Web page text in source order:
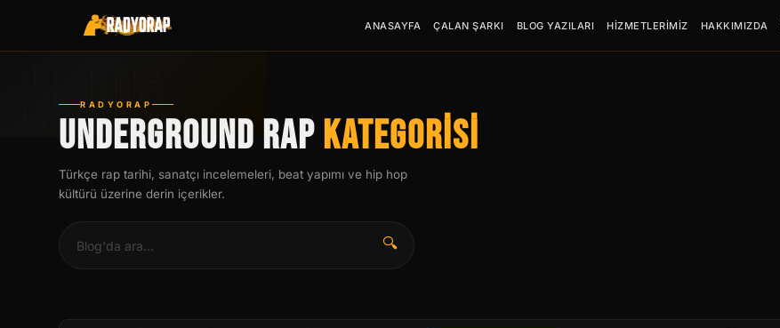
ANASAYFA ÇALAN ŞARKI BLOG YAZILARI HİZMETLERİMİZ HAKKIMIZDA
RADYORAP
UNDERGROUND RAPKATEGORİSİ
Türkçe rap tarihi, sanatçı incelemeleri, beat yapımı ve hip hop
kültürü üzerine derin içerikler.
🔍